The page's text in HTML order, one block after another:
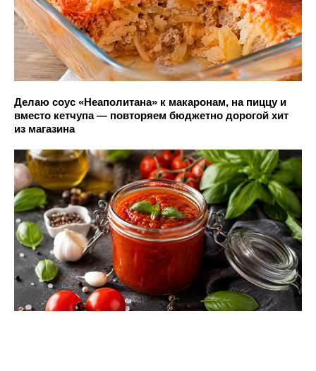
Делаю соус «Неаполитана» к макаронам, на пиццу и
вместо кетчупа — повторяем бюджетно дорогой хит
из магазина